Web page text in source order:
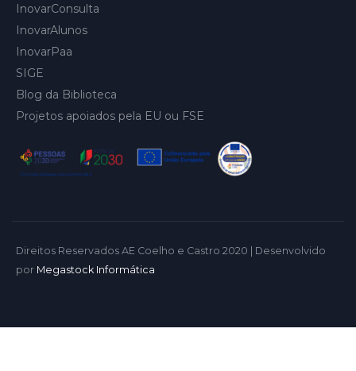
InovarConsulta
InovarAlunos
InovarPaa
SIGE
Blog da Biblioteca
Projetos apoiados pela EU ou FSE
Direitos Reservados AE Coelho e Castro 2020 | Desenvolvido
por Megastock Informática